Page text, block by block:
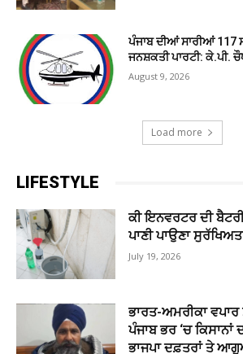
ਪੰਜਾਬ ਦੀਆਂ ਸਾਰੀਆਂ 117
ਜਨਸ਼ਕਤੀ ਪਾਰਟੀ: ਕੇ.ਪੀ.
August 9, 2026
Load more
LIFESTYLE
ਕੀ ਇਨਵਰਟਰ ਦੀ
ਪਾਣੀ ਪਾਉਣਾ
July 19, 2026
ਭਾਰਤ-ਅਮਰੀਕਾ
ਪੰਜਾਬ ਭਰ ‘ਚ
ਭਾਜਪਾ ਦਫ਼ਤਰਾਂ ਤੇ